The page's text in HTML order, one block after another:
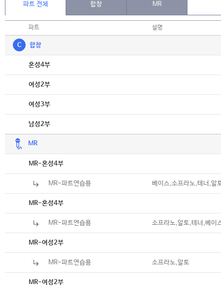
파트 전체 합창 MR
파트 설명
C 합창
혼성4부
여성2부
여성3부
남성2부
MR
MR-혼성4부
MR-파트연습용 베이스,소프라노,테너,알
MR-혼성4부
MR-파트연습용 소프라노,알토,테너,베이
MR-여성2부
MR-파트연습용 소프라노,알토
MR-여성2부